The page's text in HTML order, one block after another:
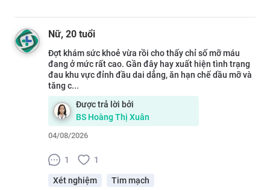
Nữ, 20 tuổi
Đợt khám sức khoẻ vừa rồi cho thấy chỉ số mỡ máu
đang ở mức rất cao. Gần đây hay xuất hiện tình trạng
đau khu vực đỉnh đầu dai dẳng, ăn hạn chế dầu mỡ và
tăng c...
Được trả lời bởi
BS Hoàng Thị Xuân
04/08/2026
1 1
Xét nghiệm Tim mạch